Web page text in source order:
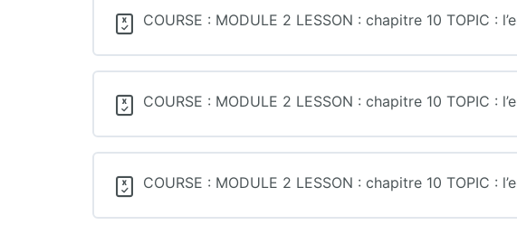
COURSE : MODULE 2 LESSON : chapitre 10 TOPIC :
COURSE : MODULE 2 LESSON : chapitre 10 TOPIC :
COURSE : MODULE 2 LESSON : chapitre 10 TOPIC :